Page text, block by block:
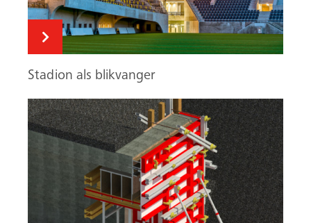
Stadion als blikvanger